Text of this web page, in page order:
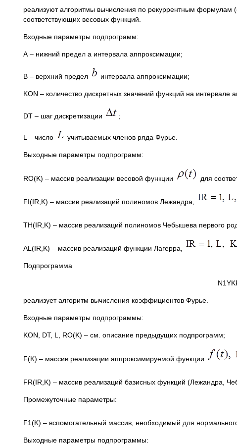
реализуют алгоритмы вычисления по рекуррентным
соответствующих весовых функций.
Входные параметры подпрограмм:
А – нижний предел а интервала аппроксимации;
В – верхний предел интервала аппроксимации;
KON – количество дискретных значений функций на интервале
DT – шаг дискретизации ;
L – число учитываемых членов ряда Фурье.
Выходные параметры подпрограмм:
RO(K) – массив реализации весовой функции для
FI(IR,K) – массив реализаций полиномов Лежандра,
TH(IR,K) – массив реализаций полиномов Чебышева первого
AL(IR,K) – массив реализаций функции Лагерра,
Подпрограмма
реализует алгоритм вычисления коэффициентов Фурье.
Входные параметры подпрограммы:
KON, DT, L, RO(K) – см. описание предыдущих подпрограмм;
F(K) – массив реализации аппроксимируемой функции
FR(IR,K) – массив реализаций базисных функций (Лежандра,
Промежуточные параметры:
F1(K) – вспомогательный массив, необходимый для
Выходные параметры подпрограммы: